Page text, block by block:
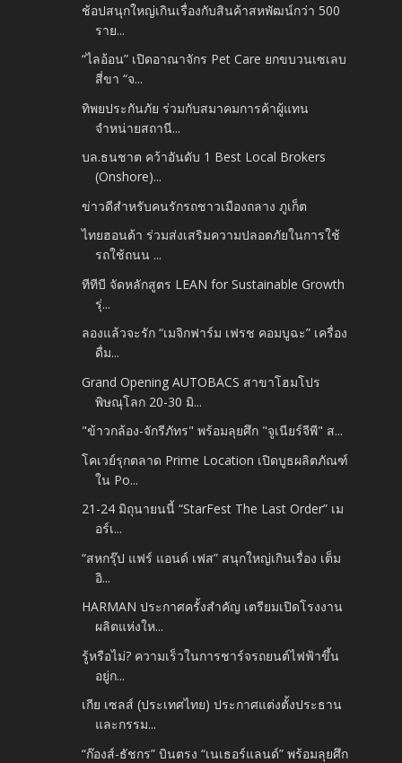
ช้อปสนุกใหญ่เกินเรื่องกับสินค้าสหพัฒน์กว่า 500
ราย...
“ไลอ้อน” เปิดอาณาจักร Pet Care ยกขบวนเซเลบ
สี่ขา “จ...
ทิพยประกันภัย ร่วมกับสมาคมการค้าผู้แทน
จำหน่ายสถานี...
บล.ธนชาต คว้าอันดับ 1 Best Local Brokers
(Onshore)...
ข่าวดีสำหรับคนรักรถชาวเมืองถลาง ภูเก็ต
ไทยฮอนด้า ร่วมส่งเสริมความปลอดภัยในการใช้
รถใช้ถนน ...
ทีทีบี จัดหลักสูตร LEAN for Sustainable Growth
รุ่...
ลองแล้วจะรัก “เมจิกฟาร์ม เฟรช คอมบูฉะ” เครื่อง
ดื่ม...
Grand Opening AUTOBACS สาขาโฮมโปร
พิษณุโลก 20-30 มิ...
"ข้าวกล้อง-จักรีภัทร" พร้อมลุยศึก "จูเนียร์จีพี" ส...
โคเวย์รุกตลาด Prime Location เปิดบูธผลิตภัณฑ์
ใน Po...
21-24 มิถุนายนนี้ “StarFest The Last Order” เม
อร์เ...
“สหกรุ๊ป แฟร์ แอนด์ เฟส” สนุกใหญ่เกินเรื่อง เต็ม
อิ...
HARMAN ประกาศครั้งสำคัญ เตรียมเปิดโรงงาน
ผลิตแห่งให...
รู้หรือไม่? ความเร็วในการชาร์จรถยนต์ไฟฟ้าขึ้น
อยู่ก...
เกีย เซลส์ (ประเทศไทย) ประกาศแต่งตั้งประธาน
และกรรม...
“ก๊องส์-ธัชกร” บินตรง “เนเธอร์แลนด์” พร้อมลุยศึก